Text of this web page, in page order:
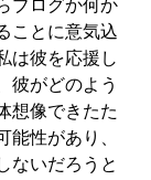
ブログか何か
ことに意気込
は彼を応援し
彼がどのよう
想像できたた
能性があり、
ないだろうと